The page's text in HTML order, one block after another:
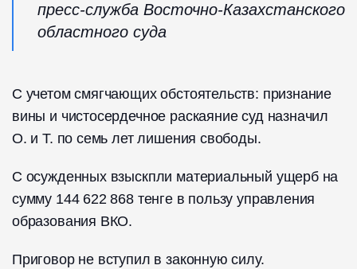
пресс-служба Восточно-Казахстанского
областного суда
С учетом смягчающих обстоятельств: признание
вины и чистосердечное раскаяние суд назначил
О. и Т. по семь лет лишения свободы.
С осужденных взыскпли материальный ущерб на
сумму 144 622 868 тенге в пользу управления
образования ВКО.
Приговор не вступил в законную силу.